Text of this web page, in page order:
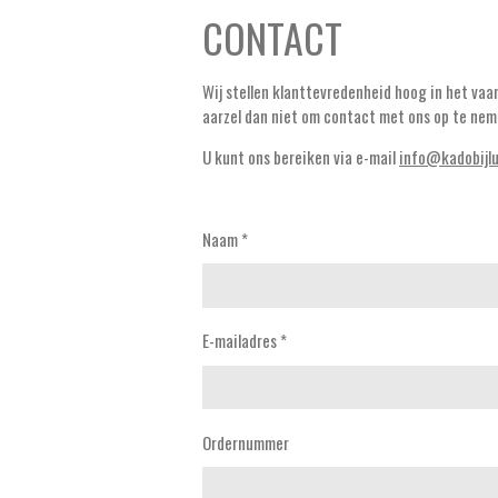
CONTACT
Wij stellen klanttevredenheid hoog in het
aarzel dan niet om contact met ons op te
U kunt ons bereiken via e-mail
Naam *
E-mailadres *
Ordernummer